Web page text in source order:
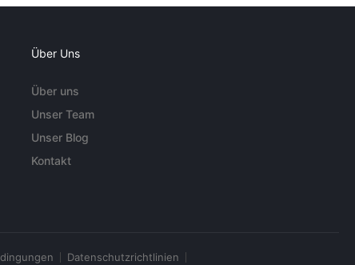
Über Uns
Über uns
Unser Team
Unser Blog
Kontakt
Datenschutzrichtlinien